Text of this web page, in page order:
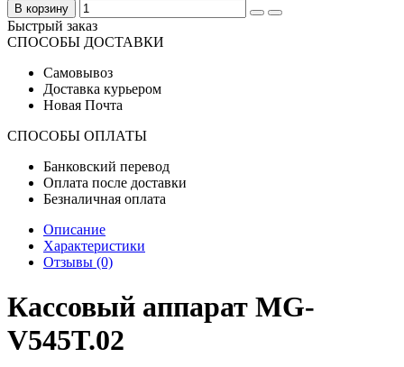
В корзину
Быстрый заказ
СПОСОБЫ ДОСТАВКИ
Самовывоз
Доставка курьером
Новая Почта
СПОСОБЫ ОПЛАТЫ
Банковский перевод
Оплата после доставки
Безналичная оплата
Описание
Характеристики
Отзывы (0)
Кассовый аппарат MG-
V545T.02